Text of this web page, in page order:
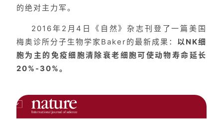
的绝对主力军。
2016年2月4日《自然》杂志刊登了一篇美国
梅奥诊所分子生物学家Baker的最新成果： 以NK细
胞为主的免疫细胞清除衰老细胞可使动物寿命延长
20%-30%。